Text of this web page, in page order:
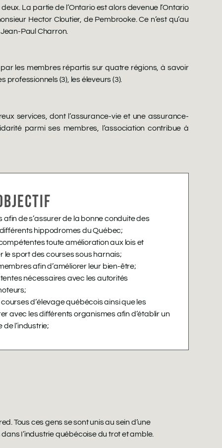
La partie de l’Ontario est alors devenue l’Ontario
Hector Cloutier, de Pembrooke. Ce n’est qu’au
Paul Charron.
les membres répartis sur quatre régions, à savoir
professionnels (3), les éleveurs (3).
services, dont l’assurance-vie et une assurance-
parmi ses membres, l’association contribue à
de s’assurer de la bonne conduite des
hippodromes du Québec;
toute amélioration aux lois et
le sport des courses sous harnais;
afin d’améliorer leur bien-être;
nécessaires avec les autorités
d’élevage québécois ainsi que les
avec les différents organismes afin d’établir un
l’industrie;
Tous ces gens se sont unis au sein d’une
I’industrie québécoise du trot et amble.